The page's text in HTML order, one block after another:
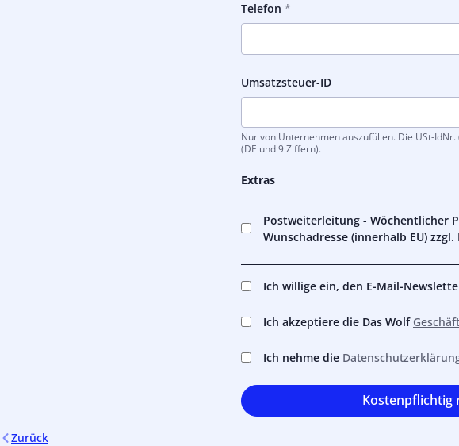
Telefon
Umsatzsteuer-ID
Nur von Unternehmen auszufüllen. Die USt-
(DE und 9 Ziffern).
Extras
Postweiterleitung - Wöchentlicher
Wunschadresse (innerhalb EU) zzgl.
Ich willige ein, den E-Mail-
Ich akzeptiere die Das Wolf
Ich nehme die
Kostenpflichtig
Zurück